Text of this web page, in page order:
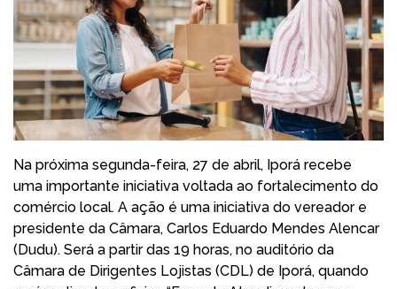
Na próxima segunda-feira, 27 de abril, Iporá recebe
uma importante iniciativa voltada ao fortalecimento do
comércio local. A ação é uma iniciativa do vereador e
presidente da Câmara, Carlos Eduardo Mendes Alencar
(Dudu). Será a partir das 19 horas, no auditório da
Câmara de Dirigentes Lojistas (CDL) de Iporá, quando